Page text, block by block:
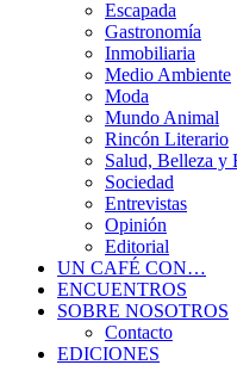
Escapada
Gastronomía
Inmobiliaria
Medio Ambiente
Moda
Mundo Animal
Rincón Literario
Salud, Belleza y
Sociedad
Entrevistas
Opinión
Editorial
UN CAFÉ CON…
ENCUENTROS
SOBRE NOSOTROS
Contacto
EDICIONES